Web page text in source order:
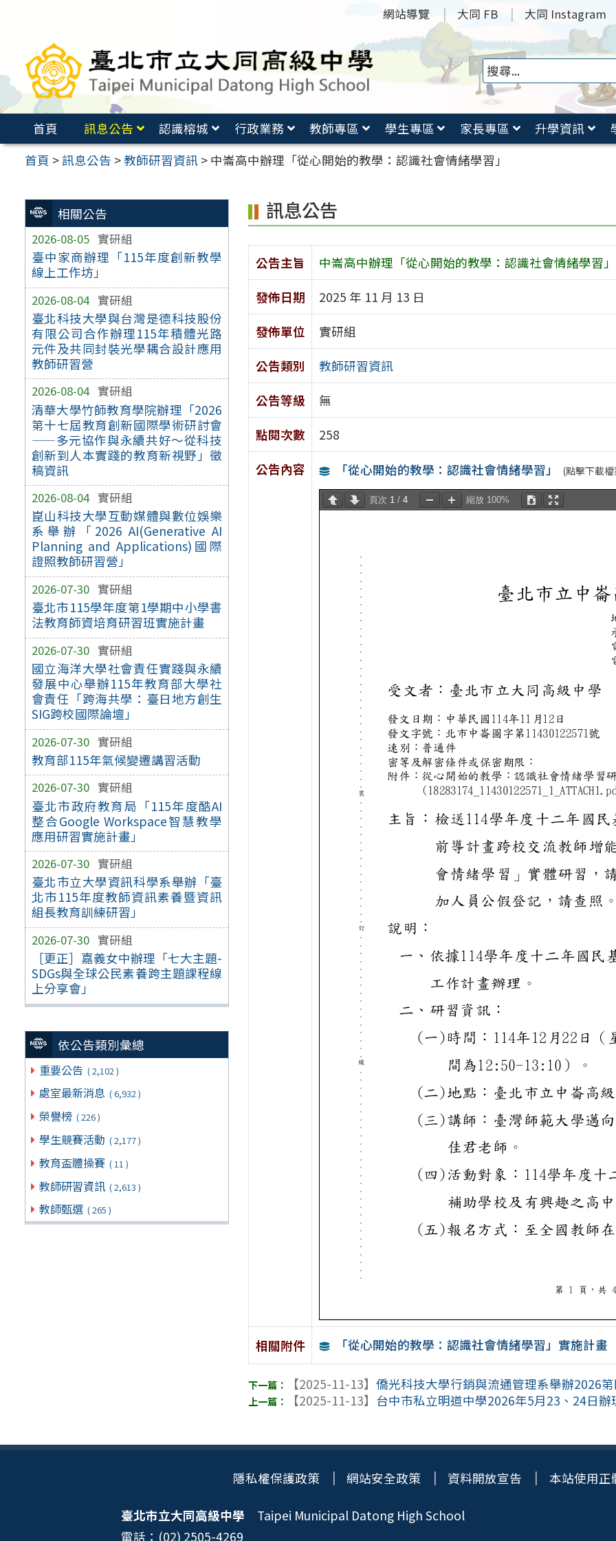
要
容
網站導覽 大同 FB 大同 Instagram
首頁 訊息公告 認識榕城 行政業務 教師專區 學生專區 家長專區 升學資訊
首頁 >訊息公告 >教師研習資訊 > 中崙高中辦理「從心開始的教學：認識社會情緒學習」
相關公告
2026-08-05 實研組
臺中家商辦理「115年度創新教學
線上工作坊」
2026-08-04 實研組
臺北科技大學與台灣是德科技股份
有限公司合作辦理115年積體光路
元件及共同封裝光學耦合設計應用
教師研習營
2026-08-04 實研組
清華大學竹師教育學院辦理「2026
第十七屆教育創新國際學術研討會
——多元協作與永續共好～從科技
創新到人本實踐的教育新視野」徵
稿資訊
2026-08-04 實研組
崑山科技大學互動媒體與數位娛樂
系舉辦「2026 AI(Generative AI
Planning and Applications)國際
證照教師研習營」
2026-07-30 實研組
臺北市115學年度第1學期中小學書
法教育師資培育研習班實施計畫
2026-07-30 實研組
國立海洋大學社會責任實踐與永續
發展中心舉辦115年教育部大學社
會責任「跨海共學：臺日地方創生
SIG跨校國際論壇」
2026-07-30 實研組
教育部115年氣候變遷講習活動
2026-07-30 實研組
臺北市政府教育局「115年度酷AI
整合Google Workspace智慧教學
應用研習實施計畫」
2026-07-30 實研組
臺北市立大學資訊科學系舉辦「臺
北市115年度教師資訊素養暨資訊
組長教育訓練研習」
2026-07-30 實研組
［更正］嘉義女中辦理「七大主題-
SDGs與全球公民素養跨主題課程線
上分享會」
依公告類別彙總
重要公告 ( 2,102 )
處室最新消息 ( 6,932 )
榮譽榜 ( 226 )
學生競賽活動 ( 2,177 )
教育盃體操賽 ( 11 )
教師研習資訊 ( 2,613 )
教師甄選 ( 265 )
訊息公告
公告主旨
中崙高中辦理「從心開始的教學：認識社會情緒學習」
發佈日期
2025 年 11 月 13 日
發佈單位
實研組
公告類別
教師研習資訊
公告等級
無
點閱次數
258
公告內容
「從心開始的教學：認識社會情緒學習」 (點擊下載
頁次 1/ 4 縮放 100%
相關附件 「從心開始的教學：認識社會情緒學習」實施計畫
【2025-11-13】僑光科技大學行銷與流通管理系舉辦2026
【2025-11-13】 台中市私立明道中學2026年5月23、24日
隱私權保護政策 網站安全政策 資料開放宣告 本站使用正
臺北市立大同高級中學 Taipei Municipal Datong High School
電話：(02) 2505-4269